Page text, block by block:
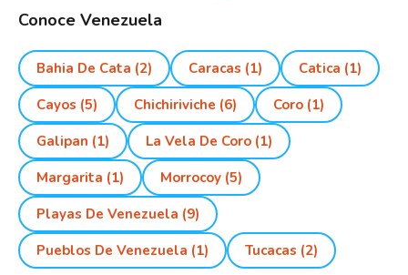
Conoce Venezuela
Bahia De Cata (2) Caracas (1) Catica (1)
Cayos (5) Chichiriviche (6) Coro (1)
Galipan (1) La Vela De Coro (1)
Margarita (1) Morrocoy (5)
Playas De Venezuela (9)
Pueblos De Venezuela (1) Tucacas (2)